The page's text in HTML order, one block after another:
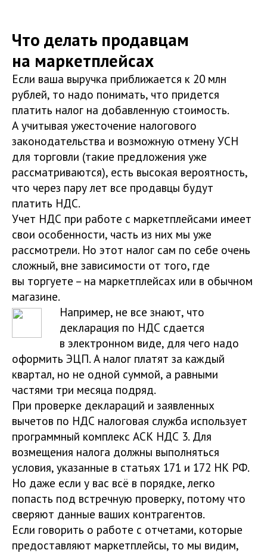
Что делать продавцам
на маркетплейсах
Если ваша выручка приближается к 20 млн
рублей, то надо понимать, что придется
платить налог на добавленную стоимость.
А учитывая ужесточение налогового
законодательства и возможную отмену УСН
для торговли (такие предложения уже
рассматриваются), есть высокая вероятность,
что через пару лет все продавцы будут
платить НДС.
Учет НДС при работе с маркетплейсами имеет
свои особенности, часть из них мы уже
рассмотрели. Но этот налог сам по себе очень
сложный, вне зависимости от того, где
вы торгуете – на маркетплейсах или в обычном
магазине.
Например, не все знают, что
декларация по НДС сдается
в электронном виде, для чего надо
оформить ЭЦП. А налог платят за каждый
квартал, но не одной суммой, а равными
частями три месяца подряд.
При проверке деклараций и заявленных
вычетов по НДС налоговая служба использует
программный комплекс АСК НДС 3. Для
возмещения налога должны выполняться
условия, указанные в статьях 171 и 172 НК РФ.
Но даже если у вас всё в порядке, легко
попасть под встречную проверку, потому что
сверяют данные ваших контрагентов.
Если говорить о работе с отчетами, которые
предоставляют маркетплейсы, то мы видим,